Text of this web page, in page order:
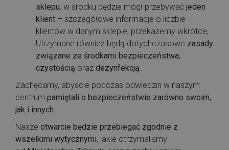
sklepu, w środku będzie mógł przebywać jeden
klient – szczegółowe informacje o liczbie
klientów w danym sklepie, przekażemy wkrótce,
Utrzymane również będą dotychczasowe zasady
związane ze środkami bezpieczeństwa,
czystością oraz dezynfekcją
Zachęcamy, abyście podczas odwiedzin w naszym
centrum pamiętali o bezpieczeństwie zarówno swoim,
jak i innych
Nasze otwarcie będzie przebiegać zgodnie z
wszelkimi wytycznymi, jakie otrzymaliśmy